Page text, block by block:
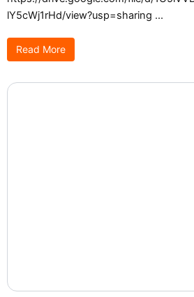
lY5cWj1rHd/view?usp=sharing ...
Read More